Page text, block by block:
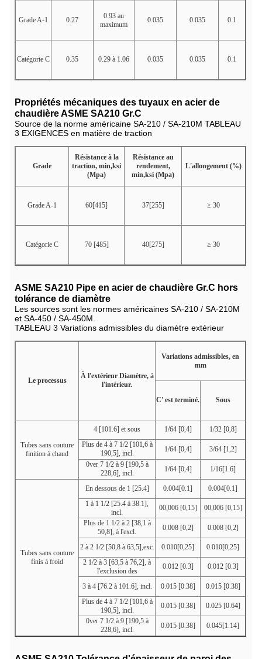
Grade A-1 0.27
0.93 au
maximum
0.035 0.035 0.1
Catégorie C 0.35 0.29 à 1.06 0.035 0.035 0.1
Propriétés mécaniques des tuyaux en acier de
chaudière ASME SA210 Gr.C
Source de la norme américaine SA-210 / SA-210M TABLEAU
3 EXIGENCES en matière de traction
Grade
Résistance à la
traction, min,ksi
(Mpa)
Résistance au
rendement,
min,ksi (Mpa)
L'allongement (%)
Grade A-1 60[415] 37[255] ≥ 30
Catégorie C 70 [485] 40[275] ≥ 30
ASME SA210 Pipe en acier de chaudière Gr.C hors
tolérance de diamètre
Les sources sont les normes américaines SA-210 / SA-210M
et SA-450 / SA-450M.
TABLEAU 3 Variations admissibles du diamètre extérieur
Le processus
À l'extérieur Diamètre, à
l'intérieur.
Variations admissibles, en
mm
C' est terminé. Sous
Tubes sans couture
finition à chaud
4 [101.6] et sous 1/64 [0,4]
1/32 [0,8]
Plus de 4 à 7 1/2 [101,6 à
190,5], incl.
1/64 [0,4]
3/64 [1,2]
0ver 7 1/2 à 9 [190,5 à
228,6], incl.
1/64 [0,4] 1/16[1.6]
Tubes sans couture
finis à froid
En dessous de 1 [25.4] 0.004[0.1]
0.004[0.1]
1 à 1 1/2 [25.4 à 38.1],
incl.
00,006 [0,15]
00,006 [0,15]
Plus de 1 1/2 à 2 [38,1 à
50,8], à l'excl.
0.008 [0,2] 0.008 [0,2]
2 à 2 1/2 [50,8 à 63,5],exc. 0.010[0,25]
0.010[0,25]
2 1/2 à 3 [63,5 à 76,2], à
l'exclusion des
0.012 [0.3] 0.012 [0.3]
3 à 4 [76.2 à 101.6], incl. 0.015 [0.38]
0.015 [0.38]
Plus de 4 à 7 1/2 [101,6 à
190,5], incl.
0.015 [0.38]
0.025 [0.64]
0ver 7 1/2 à 9 [190,5 à
228,6], incl.
0.015 [0.38] 0.045[1.14]